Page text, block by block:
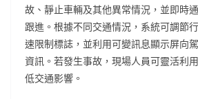
故、靜止車輛及其他異常情況，並即時
跟進。根據不同交通情況，系統可調節
速限制標誌，並利用可變訊息顯示屏向
資訊。若發生事故，現場人員可靈活利
低交通影響。